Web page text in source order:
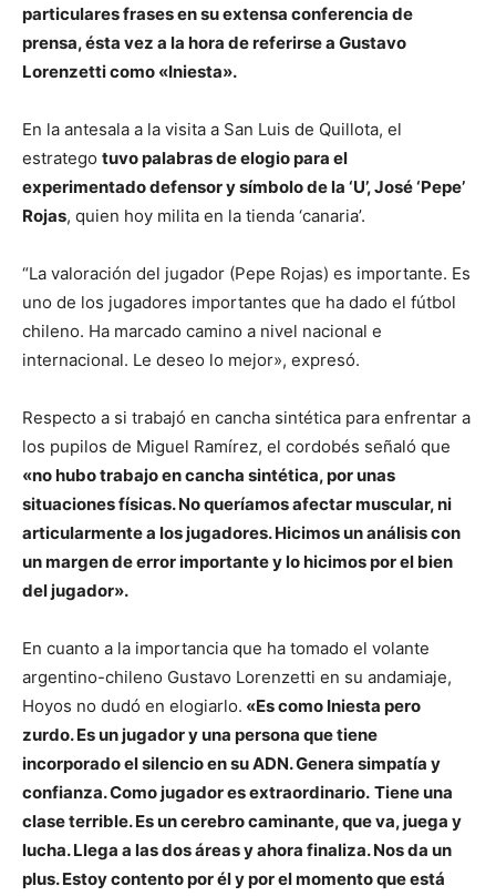
particulares frases en su extensa conferencia de
prensa, ésta vez a la hora de referirse a Gustavo
Lorenzetti como «Iniesta».
En la antesala a la visita a San Luis de Quillota, el
estratego tuvo palabras de elogio para el
experimentado defensor y símbolo de la ‘U’, José ‘Pepe’
Rojas, quien hoy milita en la tienda ‘canaria’.
“La valoración del jugador (Pepe Rojas) es importante. Es
uno de los jugadores importantes que ha dado el fútbol
chileno. Ha marcado camino a nivel nacional e
internacional. Le deseo lo mejor», expresó.
Respecto a si trabajó en cancha sintética para enfrentar a
los pupilos de Miguel Ramírez, el cordobés señaló que
«no hubo trabajo en cancha sintética, por unas
situaciones físicas. No queríamos afectar muscular, ni
articularmente a los jugadores. Hicimos un análisis con
un margen de error importante y lo hicimos por el bien
del jugador».
En cuanto a la importancia que ha tomado el volante
argentino-chileno Gustavo Lorenzetti en su andamiaje,
Hoyos no dudó en elogiarlo. «Es como Iniesta pero
zurdo. Es un jugador y una persona que tiene
incorporado el silencio en su ADN. Genera simpatía y
confianza. Como jugador es extraordinario. Tiene una
clase terrible. Es un cerebro caminante, que va, juega y
lucha. Llega a las dos áreas y ahora finaliza. Nos da un
plus. Estoy contento por él y por el momento que está